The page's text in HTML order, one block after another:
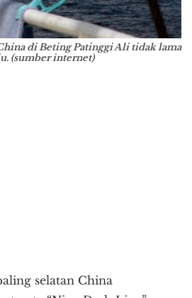
di Beting Patinggi Ali tidak lama
(sumber internet)
selatan China